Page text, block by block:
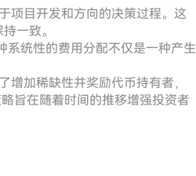
项目开发和方向的决策过程。这
一致。
系统性的费用分配不仅是一种产生
增加稀缺性并奖励代币持有者，
旨在随着时间的推移增强投资者